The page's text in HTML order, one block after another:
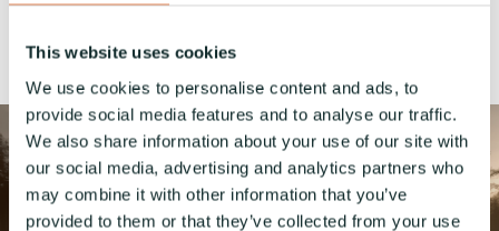
This website uses cookies
We use cookies to personalise content and ads, to
provide social media features and to analyse our traffic.
We also share information about your use of our site with
our social media, advertising and analytics partners who
may combine it with other information that you’ve
provided to them or that they’ve collected from your use